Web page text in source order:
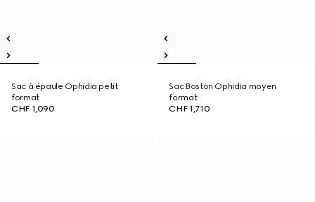
Sac à épaule Ophidia petit
format
CHF 1,090
Sac Boston Ophidia moyen
format
CHF 1,710